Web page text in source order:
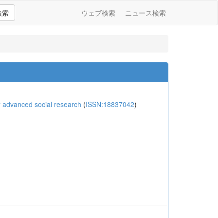
索 ウェブ検索 ニュース検索
social research (ISSN:18837042)